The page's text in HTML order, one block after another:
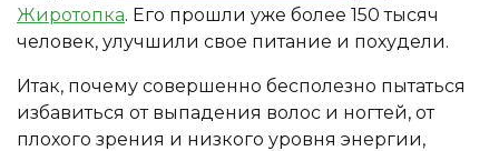
Жиротопка. Его прошли уже более 150 тысяч
человек, улучшили свое питание и похудели.
Итак, почему совершенно бесполезно пытаться
избавиться от выпадения волос и ногтей, от
плохого зрения и низкого уровня энергии,